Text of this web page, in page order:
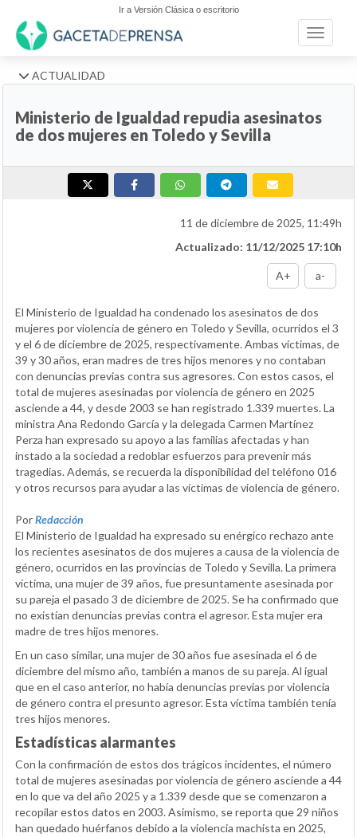
Ir a Versión Clásica o escritorio
Toggle
ACTUALIDAD
Ministerio de Igualdad repudia asesinatos
de dos mujeres en Toledo y Sevilla
11 de diciembre de 2025, 11:49h
Actualizado: 11/12/2025 17:10h
A+ a-
El Ministerio de Igualdad ha condenado los asesinatos de dos
mujeres por violencia de género en Toledo y Sevilla, ocurridos el 3
y el 6 de diciembre de 2025, respectivamente. Ambas víctimas, de
39 y 30 años, eran madres de tres hijos menores y no contaban
con denuncias previas contra sus agresores. Con estos casos, el
total de mujeres asesinadas por violencia de género en 2025
asciende a 44, y desde 2003 se han registrado 1.339 muertes. La
ministra Ana Redondo García y la delegada Carmen Martínez
Perza han expresado su apoyo a las familias afectadas y han
instado a la sociedad a redoblar esfuerzos para prevenir más
tragedias. Además, se recuerda la disponibilidad del teléfono 016
y otros recursos para ayudar a las víctimas de violencia de género.
PorRedacción
El Ministerio de Igualdad ha expresado su enérgico rechazo ante
los recientes asesinatos de dos mujeres a causa de la violencia de
género, ocurridos en las provincias de Toledo y Sevilla. La primera
víctima, una mujer de 39 años, fue presuntamente asesinada por
su pareja el pasado 3 de diciembre de 2025. Se ha confirmado que
no existían denuncias previas contra el agresor. Esta mujer era
madre de tres hijos menores.
En un caso similar, una mujer de 30 años fue asesinada el 6 de
diciembre del mismo año, también a manos de su pareja. Al igual
que en el caso anterior, no había denuncias previas por violencia
de género contra el presunto agresor. Esta víctima también tenía
tres hijos menores.
Estadísticas alarmantes
Con la confirmación de estos dos trágicos incidentes, el número
total de mujeres asesinadas por violencia de género asciende a 44
en lo que va del año 2025 y a 1.339 desde que se comenzaron a
recopilar estos datos en 2003. Asimismo, se reporta que 29 niños
han quedado huérfanos debido a la violencia machista en 2025,